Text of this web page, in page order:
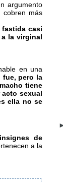
argumento
cobren más
fastida casi
la virginal
en una
fue, pero la
tiene
acto sexual
ella no se
de
a la